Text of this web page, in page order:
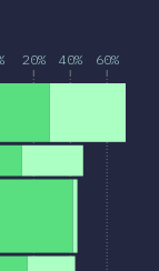
20% 40% 60%